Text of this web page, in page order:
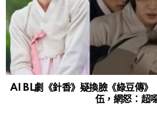
AI BL劇《針香》疑換臉《綠豆傳》
伍，網怒：超